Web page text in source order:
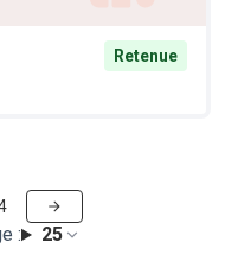
Retenue
: 25